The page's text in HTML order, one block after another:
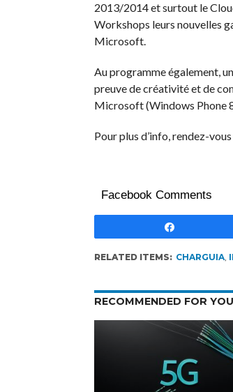
2013/2014 et surtout le
Workshops leurs nouvelles
Microsoft.
Au programme également,
preuve de créativité et de
Microsoft (Windows Phone
Pour plus d’info, rendez-
Facebook Comments
RELATED ITEMS: CHARGUIA,
RECOMMENDED FOR YOU